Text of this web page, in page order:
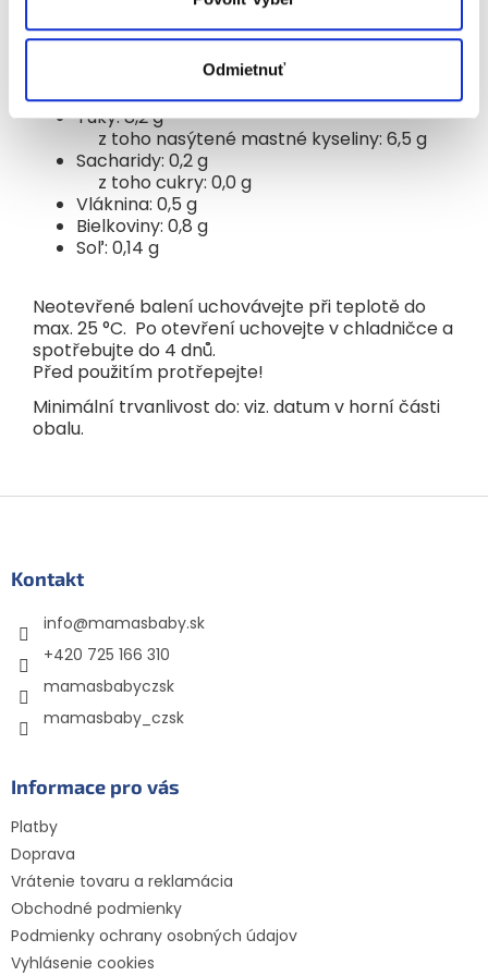
Odmietnuť
Výživové údaje (na 100 ml)
Energetická hodnota: 324 kJ / 79 kcal
Tuky: 8,2 g
z toho nasýtené mastné kyseliny: 6,5 g
Sacharidy: 0,2 g
z toho cukry: 0,0 g
Vláknina: 0,5 g
Bielkoviny: 0,8 g
Soľ: 0,14 g
Neotevřené balení uchovávejte při teplotě do
max. 25 °C. Po otevření uchovejte v chladničce a
spotřebujte do 4 dnů.
Před použitím protřepejte!
Minimální trvanlivost do: viz. datum v horní části
obalu.
Kontakt
info@mamasbaby.sk
+420 725 166 310
mamasbabyczsk
mamasbaby_czsk
Informace pro vás
Platby
Doprava
Vrátenie tovaru a reklamácia
Obchodné podmienky
Podmienky ochrany osobných údajov
Vyhlásenie cookies